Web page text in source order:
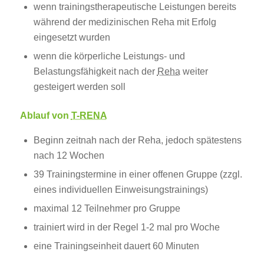
wenn trainingstherapeutische Leistungen bereits
während der medizinischen Reha mit Erfolg
eingesetzt wurden
wenn die körperliche Leistungs- und
Belastungsfähigkeit nach der Reha weiter
gesteigert werden soll
Ablauf von T-RENA
Beginn zeitnah nach der Reha, jedoch spätestens
nach 12 Wochen
39 Trainingstermine in einer offenen Gruppe (zzgl.
eines individuellen Einweisungstrainings)
maximal 12 Teilnehmer pro Gruppe
trainiert wird in der Regel 1-2 mal pro Woche
eine Trainingseinheit dauert 60 Minuten